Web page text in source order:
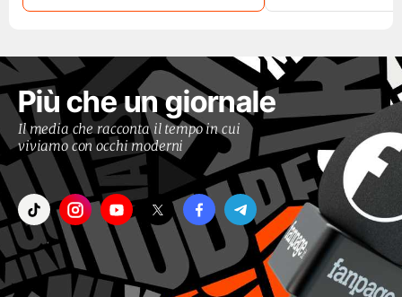
Più che un giornale
Il media che racconta il tempo in cui
viviamo con occhi moderni